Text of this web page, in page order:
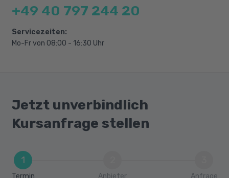
+49 40 797 244 20
Servicezeiten:
Mo-Fr von 08:00 - 16:30 Uhr
Jetzt unverbindlich
Kursanfrage stellen
1
Termin Anbieter Anfrage